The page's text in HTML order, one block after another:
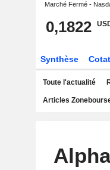
Marché Fermé -
0,1822
Synthèse
Toute l'actualité
Articles